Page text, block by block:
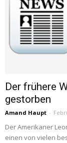
Der frühere
gestorben
Amand Haupt -
Der Amerikaner
einen von vielen